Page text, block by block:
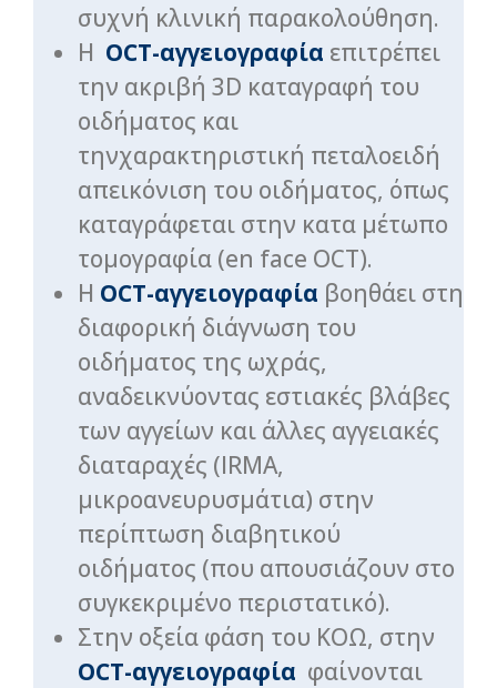
συχνή κλινική παρακολούθηση.
Η OCT-αγγειογραφία επιτρέπει
την ακριβή 3D καταγραφή του
οιδήματος και
τηνχαρακτηριστική πεταλοειδή
απεικόνιση του οιδήματος, όπως
καταγράφεται στην κατα μέτωπο
τομογραφία (en face OCT).
Η OCT-αγγειογραφία βοηθάει στη
διαφορική διάγνωση του
οιδήματος της ωχράς,
αναδεικνύοντας εστιακές βλάβες
των αγγείων και άλλες αγγειακές
διαταραχές (IRMA,
μικροανευρυσμάτια) στην
περίπτωση διαβητικού
οιδήματος (που απουσιάζουν στο
συγκεκριμένο περιστατικό).
Στην οξεία φάση του ΚΟΩ, στην
OCT-αγγειογραφία φαίνονται